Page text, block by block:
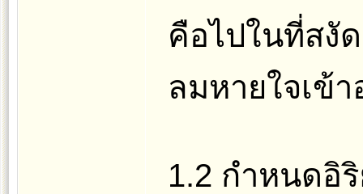
คือไปในที่สงั
ลมหายใจเข้
1.2 กำหนดอิ